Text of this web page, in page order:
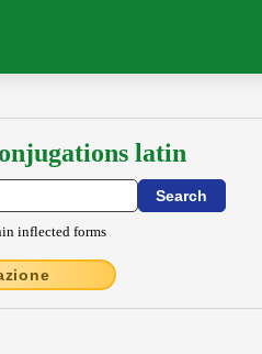
latin
inflected forms